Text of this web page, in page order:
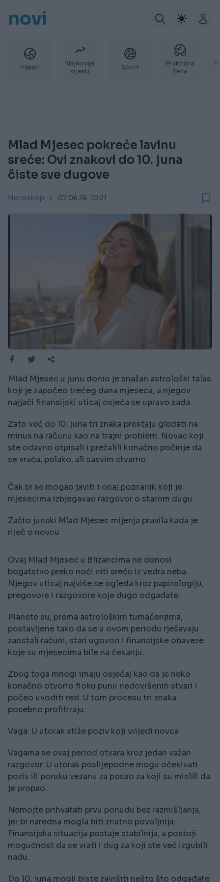
novi
Vijesti
Najnovije
vijesti
Sport
Praktična
žena
Mlad Mjesec pokreće lavinu
sreće: Ovi znakovi do 10. juna
čiste sve dugove
Horoskop 07.06.26. 10:21
Mlad Mjesec u junu donio je snažan astrološki talas
koji je započeo trećeg dana mjeseca, a njegov
najjači finansijski uticaj osjeća se upravo sada.
Zato već do 10. juna tri znaka prestaju gledati na
minus na računu kao na trajni problem. Novac koji
ste odavno otpisali i prežalili konačno počinje da
se vraća, polako, ali sasvim stvarno.
Čak bi se mogao javiti i onaj poznanik koji je
mjesecima izbjegavao razgovor o starom dugu.
Zašto junski Mlad Mjesec mijenja pravila kada je
riječ o novcu
Ovaj Mlad Mjesec u Blizancima ne donosi
bogatstvo preko noći niti sreću iz vedra neba.
Njegov uticaj najviše se ogleda kroz papirologiju,
pregovore i razgovore koje dugo odgađate.
Planete su, prema astrološkim tumačenjima,
postavljene tako da se u ovom periodu rješavaju
zaostali računi, stari ugovori i finansijske obaveze
koje su mjesecima bile na čekanju.
Zbog toga mnogi imaju osjećaj kao da je neko
konačno otvorio fioku punu nedovršenih stvari i
počeo uvoditi red. U tom procesu tri znaka
posebno profitiraju.
Vaga: U utorak stiže poziv koji vrijedi novca
Vagama se ovaj period otvara kroz jedan važan
razgovor. U utorak poslijepodne mogu očekivati
poziv ili poruku vezanu za posao za koji su mislili da
je propao.
Nemojte prihvatati prvu ponudu bez razmišljanja,
jer bi naredna mogla biti znatno povoljnija.
Finansijska situacija postaje stabilnija, a postoji
mogućnost da se vrati i dug za koji ste već izgubili
nadu.
Do 10. juna mogli biste završiti nešto što odgađate